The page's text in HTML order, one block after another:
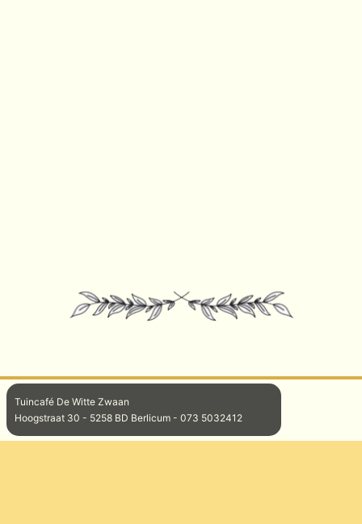
Tuincafé De Witte Zwaan
Hoogstraat 30 - 5258 BD Berlicum - 073 5032412